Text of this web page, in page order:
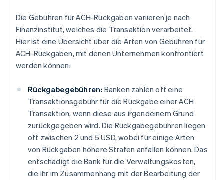
Die Gebühren für ACH-Rückgaben variieren je nach
Finanzinstitut, welches die Transaktion verarbeitet.
Hier ist eine Übersicht über die Arten von Gebühren für
ACH-Rückgaben, mit denen Unternehmen konfrontiert
werden können:
Rückgabegebühren: Banken zahlen oft eine
Transaktionsgebühr für die Rückgabe einer ACH
Transaktion, wenn diese aus irgendeinem Grund
zurückgegeben wird. Die Rückgabegebühren liegen
oft zwischen 2 und 5 USD, wobei für einige Arten
von Rückgaben höhere Strafen anfallen können. Das
entschädigt die Bank für die Verwaltungskosten,
die ihr im Zusammenhang mit der Bearbeitung der